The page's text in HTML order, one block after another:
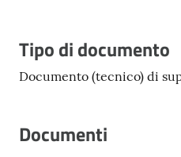
Tipo di documento
Documento (tecnico) di
Documenti